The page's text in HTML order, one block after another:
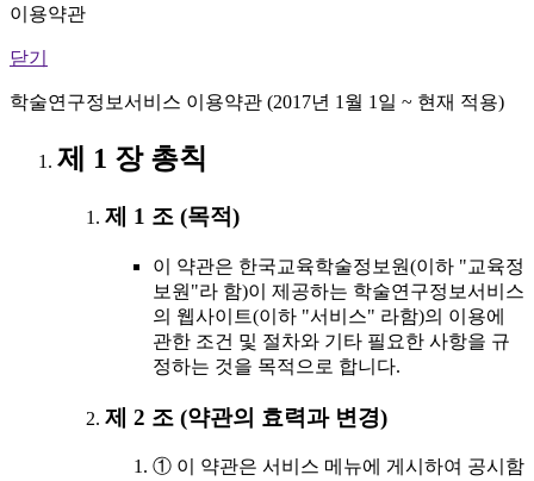
이용약관
닫기
학술연구정보서비스 이용약관 (2017년 1월 1일 ~ 현재 적용)
제 1 장 총칙
제 1 조 (목적)
이 약관은 한국교육학술정보원(이하 "교육정
보원"라 함)이 제공하는 학술연구정보서비스
의 웹사이트(이하 "서비스" 라함)의 이용에
관한 조건 및 절차와 기타 필요한 사항을 규
정하는 것을 목적으로 합니다.
제 2 조 (약관의 효력과 변경)
① 이 약관은 서비스 메뉴에 게시하여 공시함